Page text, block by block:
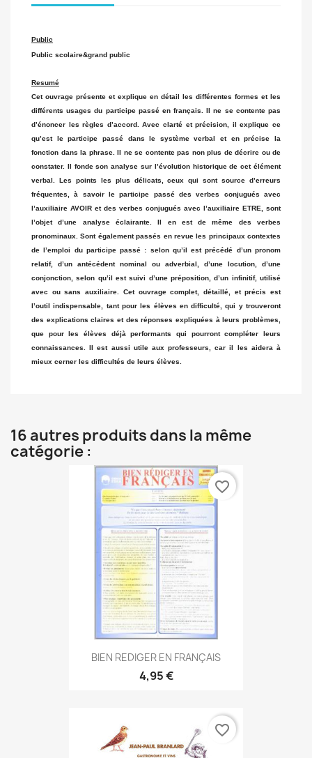
Public
Public scolaire&grand public
Resumé
Cet ouvrage présente et explique en détail les différentes formes et les
différents usages du participe passé en français. Il ne se contente pas
d’énoncer les règles d’accord. Avec clarté et précision, il explique ce
qu’est le participe passé dans le système verbal et en précise la
fonction dans la phrase. Il ne se contente pas non plus de décrire ou de
constater. Il fonde son analyse sur l’évolution historique de cet élément
verbal. Les points les plus délicats, ceux qui sont source d’erreurs
fréquentes, à savoir le participe passé des verbes conjugués avec
l’auxiliaire AVOIR et des verbes conjugués avec l’auxiliaire ETRE, sont
l’objet d’une analyse éclairante. Il en est de même des verbes
pronominaux. Sont également passés en revue les principaux contextes
de l’emploi du participe passé : selon qu’il est précédé d’un pronom
relatif, d’un antécédent nominal ou adverbial, d’une locution, d’une
conjonction, selon qu’il est suivi d’une préposition, d’un infinitif, utilisé
avec ou sans auxiliaire. Cet ouvrage complet, détaillé, et précis est
l’outil indispensable, tant pour les élèves en difficulté, qui y trouveront
des explications claires et des réponses expliquées à leurs problèmes,
que pour les élèves déjà performants qui pourront compléter leurs
connaissances. Il est aussi utile aux professeurs, car il les aidera à
mieux cerner les difficultés de leurs élèves.
16 autres produits dans la même
catégorie :
BIEN REDIGER EN FRANÇAIS
4,95 €
favorite_border
favorite_border